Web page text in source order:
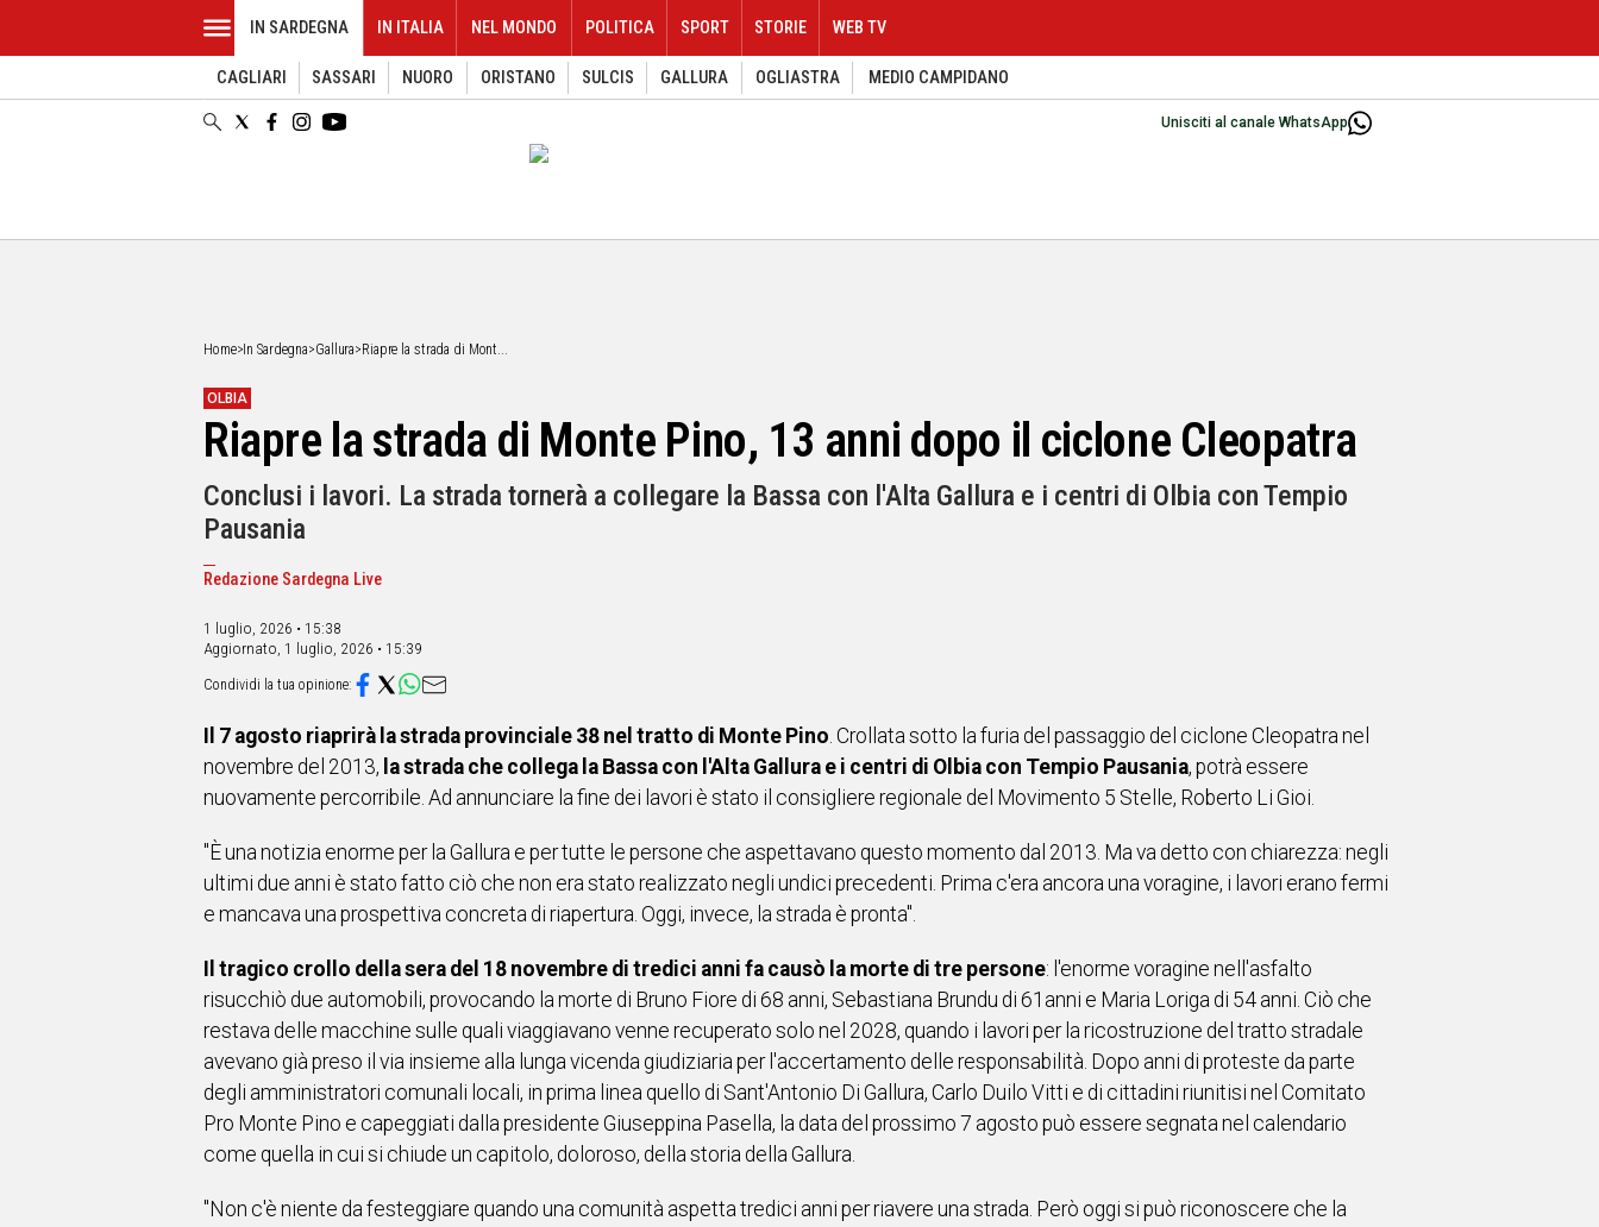
ORISTANO
Unisciti al canale WhatsApp
IN SARDEGNA
CAGLIARI SASSARI NUORO ORISTANO SULCIS GALLURA OGLIASTRA MEDIO CAMPIDANO
IN ITALIA NEL MONDO POLITICA SPORT STORIE WEB TV
EVENTI
Home> In Sardegna>Gallura>Riapre la strada di Mont...
OLBIA
Riapre la strada di Monte Pino, 13 anni dopo il ciclone Cleopatra
Conclusi i lavori. La strada tornerà a collegare la Bassa con l'Alta Gallura e i centri di Olbia con Tempio
Pausania
Redazione Sardegna Live
1 luglio, 2026 • 15:38
Aggiornato, 1 luglio, 2026 • 15:39
Il 7 agosto riaprirà la strada provinciale 38 nel tratto di Monte Pino. Crollata sotto la furia del passaggio del ciclone Cleopatra nel
novembre del 2013, la strada che collega la Bassa con l'Alta Gallura e i centri di Olbia con Tempio Pausania, potrà essere
nuovamente percorribile. Ad annunciare la fine dei lavori è stato il consigliere regionale del Movimento 5 Stelle, Roberto Li Gioi.
"È una notizia enorme per la Gallura e per tutte le persone che aspettavano questo momento dal 2013. Ma va detto con chiarezza: negli
ultimi due anni è stato fatto ciò che non era stato realizzato negli undici precedenti. Prima c'era ancora una voragine, i lavori erano fermi
e mancava una prospettiva concreta di riapertura. Oggi, invece, la strada è pronta".
Il tragico crollo della sera del 18 novembre di tredici anni fa causò la morte di tre persone: l'enorme voragine nell'asfalto
risucchiò due automobili, provocando la morte di Bruno Fiore di 68 anni, Sebastiana Brundu di 61anni e Maria Loriga di 54 anni. Ciò che
restava delle macchine sulle quali viaggiavano venne recuperato solo nel 2028, quando i lavori per la ricostruzione del tratto stradale
avevano già preso il via insieme alla lunga vicenda giudiziaria per l'accertamento delle responsabilità. Dopo anni di proteste da parte
degli amministratori comunali locali, in prima linea quello di Sant'Antonio Di Gallura, Carlo Duilo Vitti e di cittadini riunitisi nel Comitato
Pro Monte Pino e capeggiati dalla presidente Giuseppina Pasella, la data del prossimo 7 agosto può essere segnata nel calendario
come quella in cui si chiude un capitolo, doloroso, della storia della Gallura.
"Non c'è niente da festeggiare quando una comunità aspetta tredici anni per riavere una strada. Però oggi si può riconoscere che la